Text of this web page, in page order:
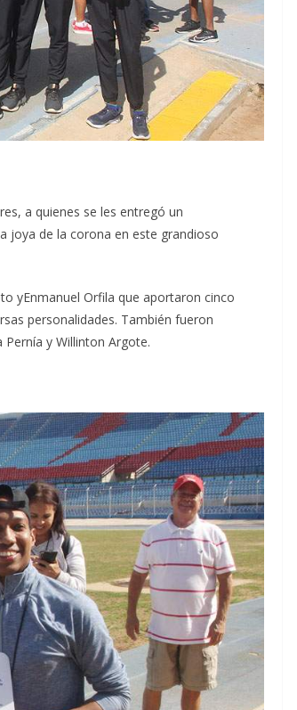
a quienes se les entregó un
joya de la corona en este grandioso
yEnmanuel Orfila que aportaron cinco
personalidades. También fueron
y Willinton Argote.